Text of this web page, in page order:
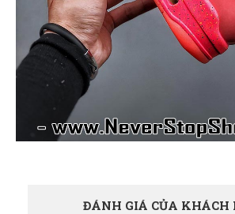
ĐÁNH GIÁ CỦA KHÁCH